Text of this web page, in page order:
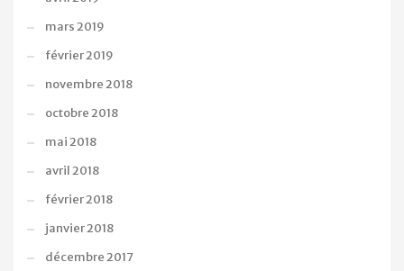
mars 2019
février 2019
novembre 2018
octobre 2018
mai 2018
avril 2018
février 2018
janvier 2018
décembre 2017